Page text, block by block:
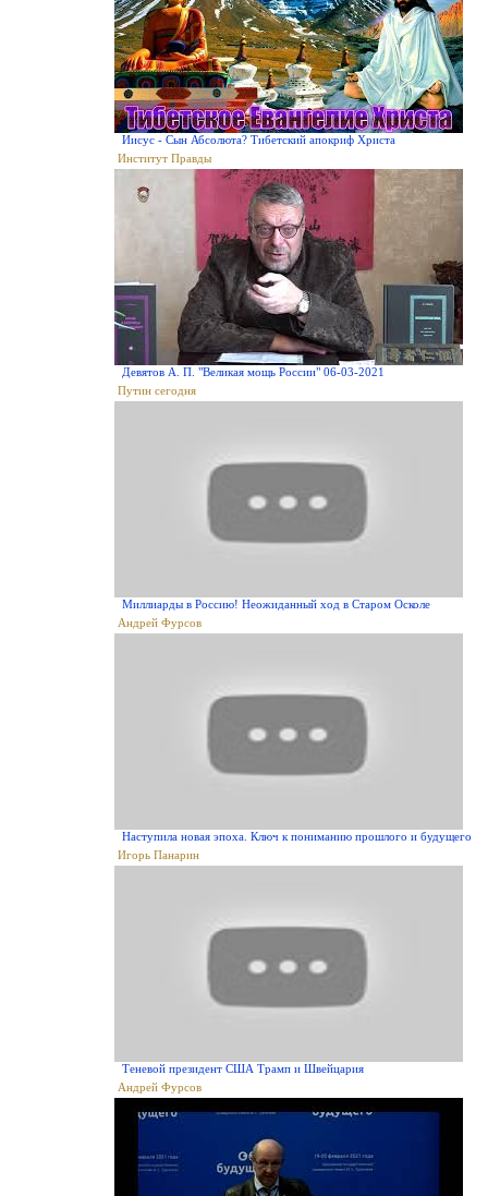
Иисус - Сын Абсолюта? Тибетский апокриф Христа
Институт Правды
Девятов А. П. "Великая мощь России" 06-03-2021
Путин сегодня
Миллиарды в Россию! Неожиданный ход в Старом Осколе
Андрей Фурсов
Наступила новая эпоха. Ключ к пониманию прошлого и будущего
Игорь Панарин
Теневой президент США Трамп и Швейцария
Андрей Фурсов